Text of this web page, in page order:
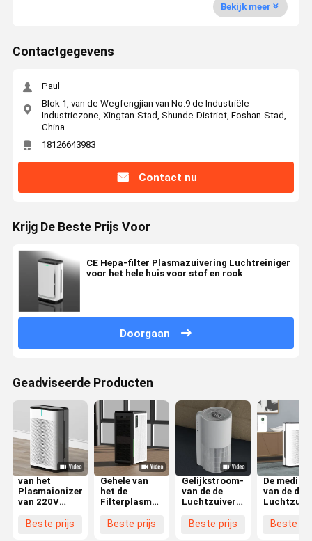
Bekijk meer
Contactgegevens
Paul
Blok 1, van de Wegfengjian van No.9 de Industriële
Industriezone, Xingtan-Stad, Shunde-District, Foshan-Stad,
China
18126643983
Contact nu
Krijg De Beste Prijs Voor
CE Hepa-filter Plasmazuivering Luchtreiniger
voor het hele huis voor stof en rook
Doorgaan
Geadviseerde Producten
van het
Plasmaionizer
van 220V
Luchtzuiveringsinstallatie
Beste prijs
Gehele van
het de
Filterplasma
deBeste prijs
Gelijkstroom-
van de de
Luchtzuiveringsinstallatie
Draagbare
Beste prijs
De
van de de
Beste